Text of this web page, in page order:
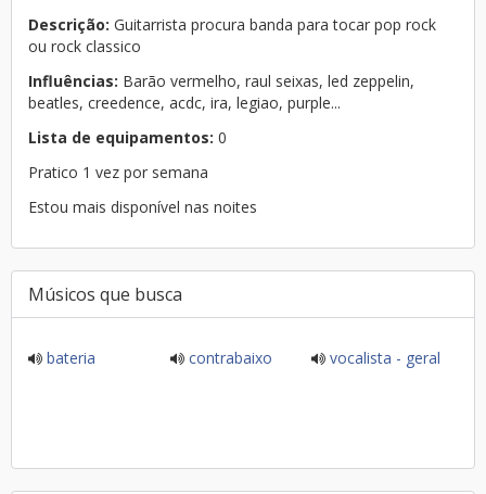
Descrição: Guitarrista procura banda para tocar pop rock
ou rock classico
Influências: Barão vermelho, raul seixas, led zeppelin,
beatles, creedence, acdc, ira, legiao, purple...
Lista de equipamentos: 0
Pratico 1 vez por semana
Estou mais disponível nas noites
Músicos que busca
bateria contrabaixo vocalista - geral